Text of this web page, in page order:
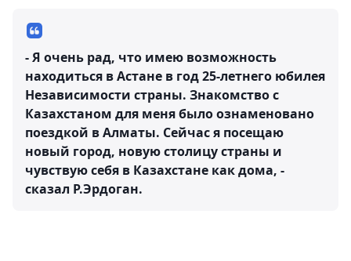
- Я очень рад, что имею возможность
находиться в Астане в год 25-летнего юбилея
Независимости страны. Знакомство с
Казахстаном для меня было ознаменовано
поездкой в Алматы. Сейчас я посещаю
новый город, новую столицу страны и
чувствую себя в Казахстане как дома, -
сказал Р.Эрдоган.